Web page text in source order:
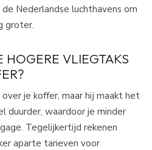
Nederlandse luchthavens om
groter.​
HOGERE VLIEGTAKS
je koffer, maar hij maakt het
duurder, waardoor je minder
Tegelijkertijd rekenen
aparte tarieven voor